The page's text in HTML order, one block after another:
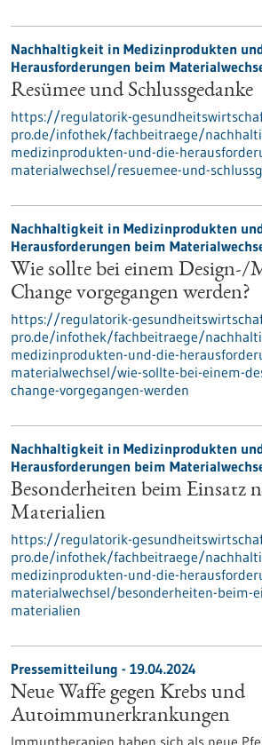
Nachhaltigkeit in Medizinprodukten
Herausforderungen beim
Resümee und Schlussgedanke
https://regulatorik-
pro.de/infothek/fachbeitraege/
medizinprodukten-und-die-
materialwechsel/resuemee-und-
Nachhaltigkeit in Medizinprodukten
Herausforderungen beim
Wie sollte bei einem Design-/
Change vorgegangen werden?
https://regulatorik-
pro.de/infothek/fachbeitraege/
medizinprodukten-und-die-
materialwechsel/wie-sollte-bei-einem-
change-vorgegangen-werden
Nachhaltigkeit in Medizinprodukten
Herausforderungen beim
Besonderheiten beim Einsatz
Materialien
https://regulatorik-
pro.de/infothek/fachbeitraege/
medizinprodukten-und-die-
materialwechsel/besonderheiten-beim-
materialien
Pressemitteilung - 19.04.2024
Neue Waffe gegen Krebs und
Autoimmunerkrankungen
Immuntherapien haben sich als neue